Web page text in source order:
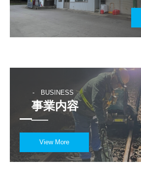
-　BUSINESS
事業内容
━──
View More